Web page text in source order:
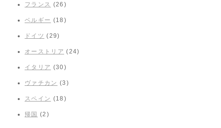
フランス (26)
ベルギー (18)
ドイツ (29)
オーストリア (24)
イタリア (30)
ヴァチカン (3)
スペイン (18)
帰国 (2)